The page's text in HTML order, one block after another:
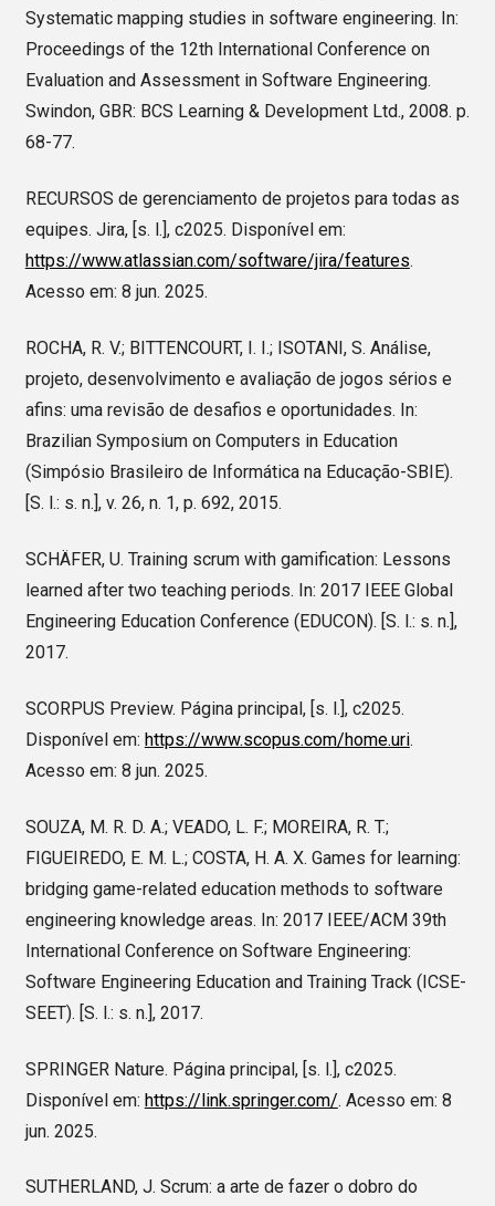
Systematic mapping studies in software engineering. In:
Proceedings of the 12th International Conference on
Evaluation and Assessment in Software Engineering.
Swindon, GBR: BCS Learning & Development Ltd., 2008. p.
68-77.
RECURSOS de gerenciamento de projetos para todas as
equipes. Jira, [s. l.], c2025. Disponível em:
https://www.atlassian.com/software/jira/features.
Acesso em: 8 jun. 2025.
ROCHA, R. V.; BITTENCOURT, I. I.; ISOTANI, S. Análise,
projeto, desenvolvimento e avaliação de jogos sérios e
afins: uma revisão de desafios e oportunidades. In:
Brazilian Symposium on Computers in Education
(Simpósio Brasileiro de Informática na Educação-SBIE).
[S. l.: s. n.], v. 26, n. 1, p. 692, 2015.
SCHÄFER, U. Training scrum with gamification: Lessons
learned after two teaching periods. In: 2017 IEEE Global
Engineering Education Conference (EDUCON). [S. l.: s. n.],
2017.
SCORPUS Preview. Página principal, [s. l.], c2025.
Disponível em: https://www.scopus.com/home.uri.
Acesso em: 8 jun. 2025.
SOUZA, M. R. D. A.; VEADO, L. F.; MOREIRA, R. T.;
FIGUEIREDO, E. M. L.; COSTA, H. A. X. Games for learning:
bridging game-related education methods to software
engineering knowledge areas. In: 2017 IEEE/ACM 39th
International Conference on Software Engineering:
Software Engineering Education and Training Track (ICSE-
SEET). [S. l.: s. n.], 2017.
SPRINGER Nature. Página principal, [s. l.], c2025.
Disponível em: https://link.springer.com/. Acesso em: 8
jun. 2025.
SUTHERLAND, J. Scrum: a arte de fazer o dobro do